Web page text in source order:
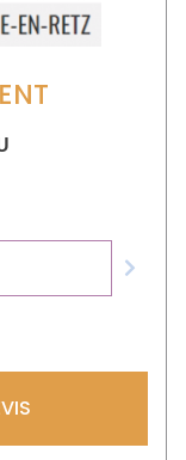
Next